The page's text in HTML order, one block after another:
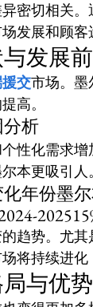
密切相关
发展和顾客
发展
交市场。墨
高。
析
性化需求
本更吸引人。
年份墨
趋势。尤
将持续进
与优